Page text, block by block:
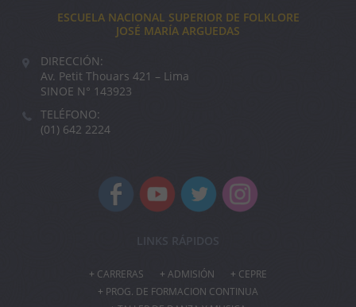
ESCUELA NACIONAL SUPERIOR DE FOLKLORE
JOSÉ MARÍA ARGUEDAS
DIRECCIÓN:
Av. Petit Thouars 421 – Lima
SINOE N° 143923
TELÉFONO:
(01) 642 2224
LINKS RÁPIDOS
CARRERAS ADMISIÓN
CEPRE
PROG. DE FORMACION CONTINUA